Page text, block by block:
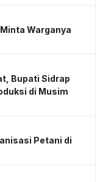
Warganya
Bupati Sidrap
di Musim
Petani di